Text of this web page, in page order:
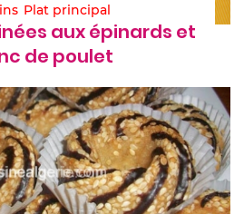
Plat principal
aux épinards et
de poulet